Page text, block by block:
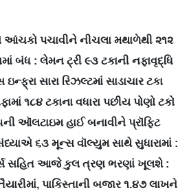
આંચકો પચાવીને નીચલા મથાળેથી ૨૧૨
બંધ : લેમન ટ્રી ૯૩ ટકાની નફાવૃદ્ધિ
સારા રિઝલ્ટમાં સાડાચાર ટકા
૧૮૪ ટકાના વધારા પછીય પોણો ટકો
ઑલટાઇમ હાઈ બનાવીને પ્રૉફિટ
૬૩ મૂન્સ વૉલ્યુમ સાથે સુધારામાં :
સહિત આજે કુલ ત્રણ ભરણાં ખૂલશે :
પાકિસ્તાની બજાર ૧.૪૭ લાખને